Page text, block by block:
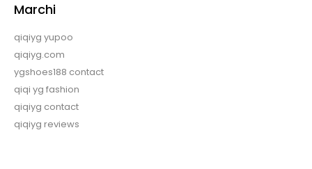
Marchi
qiqiyg yupoo
qiqiyg.com
ygshoes188 contact
qiqi yg fashion
qiqiyg contact
qiqiyg reviews